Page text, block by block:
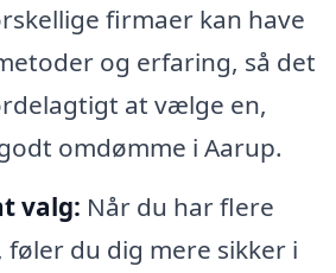
firmaer kan have
og erfaring, så det
at vælge en,
omdømme i Aarup.
valg: Når du har flere
føler du dig mere sikker i